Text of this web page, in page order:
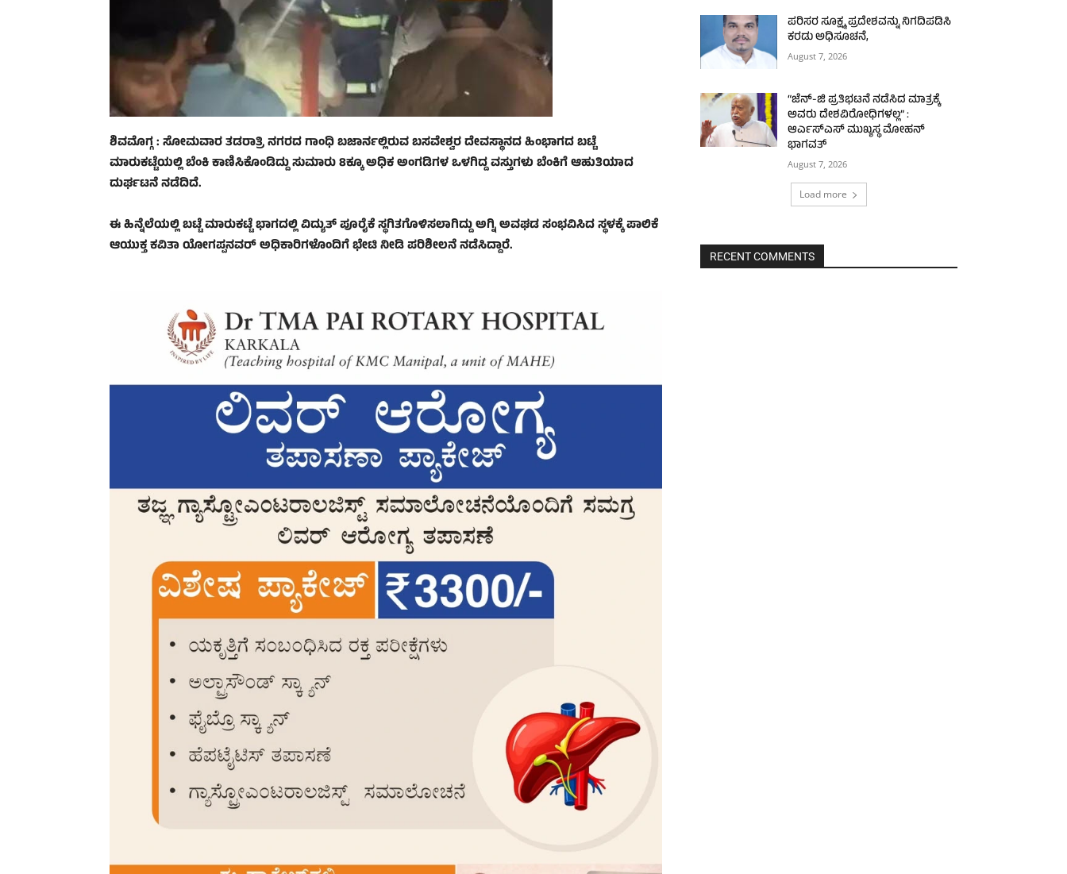
ಶಿವಮೊಗ್ಗ : ಸೋಮವಾರ ತಡರಾತ್ರಿ ನಗರದ ಗಾಂಧಿ ಬಜಾರ್ನಲ್ಲಿರುವ ಬಸವೇಶ್ವರ ದೇವಸ್ಥಾನದ ಹಿಂಭಾಗದ ಬಟ್ಟೆ
ಮಾರುಕಟ್ಟೆಯಲ್ಲಿ ಬೆಂಕಿ ಕಾಣಿಸಿಕೊಂಡಿದ್ದು ಸುಮಾರು 8ಕ್ಕೂ ಅಧಿಕ ಅಂಗಡಿಗಳ ಒಳಗಿದ್ದ ವಸ್ತುಗಳು ಬೆಂಕಿಗೆ ಆಹುತಿಯಾದ
ದುರ್ಘಟನೆ ನಡೆದಿದೆ.
ಈ ಹಿನ್ನೆಲೆಯಲ್ಲಿ ಬಟ್ಟೆ ಮಾರುಕಟ್ಟೆ ಭಾಗದಲ್ಲಿ ವಿದ್ಯುತ್ ಪೂರೈಕೆ ಸ್ಥಗಿತಗೊಳಿಸಲಾಗಿದ್ದು ಅಗ್ನಿ ಅವಘಡ ಸಂಭವಿಸಿದ ಸ್ಥಳಕ್ಕೆ ಪಾಲಿಕೆ
ಆಯುಕ್ತ ಕವಿತಾ ಯೋಗಪ್ಪನವರ್ ಅಧಿಕಾರಿಗಳೊಂದಿಗೆ ಭೇಟಿ ನೀಡಿ ಪರಿಶೀಲನೆ ನಡೆಸಿದ್ದಾರೆ.
ಪರಿಸರ ಸೂಕ್ಷ್ಮ ಪ್ರದೇಶವನ್ನು ನಿಗದಿಪಡಿಸಿ
ಕರಡು ಅಧಿಸೂಚನೆ,
August 7, 2026
“ಜೆನ್-ಜಿ ಪ್ರತಿಭಟನೆ ನಡೆಸಿದ ಮಾತ್ರಕ್ಕೆ
ಅವರು ದೇಶವಿರೋಧಿಗಳಲ್ಲ” :
ಆರ್ಎಸ್ಎಸ್ ಮುಖ್ಯಸ್ಥ ಮೋಹನ್
ಭಾಗವತ್
August 7, 2026
Load more
RECENT COMMENTS